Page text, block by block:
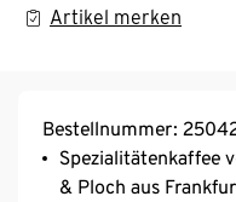
Artikel merken
Bestellnummer:
Spezialitätenkaffee
& Ploch aus